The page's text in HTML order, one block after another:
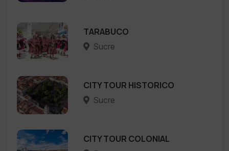
TARABUCO
Sucre
CITY TOUR HISTORICO
Sucre
CITY TOUR COLONIAL